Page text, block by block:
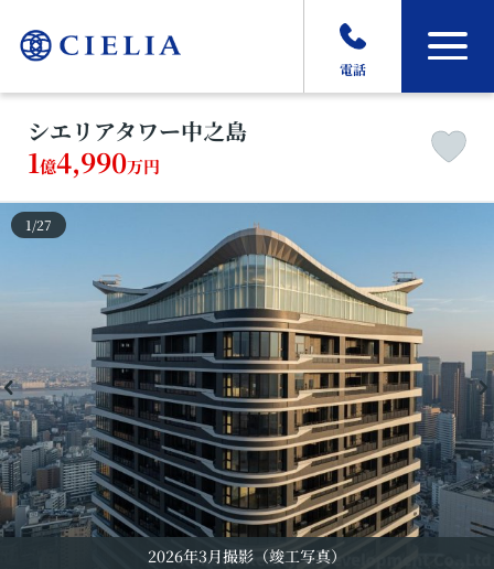
電話
シエリアタワー中之島
1億4,990万円
2026年3月撮影（竣工写真）
1/27